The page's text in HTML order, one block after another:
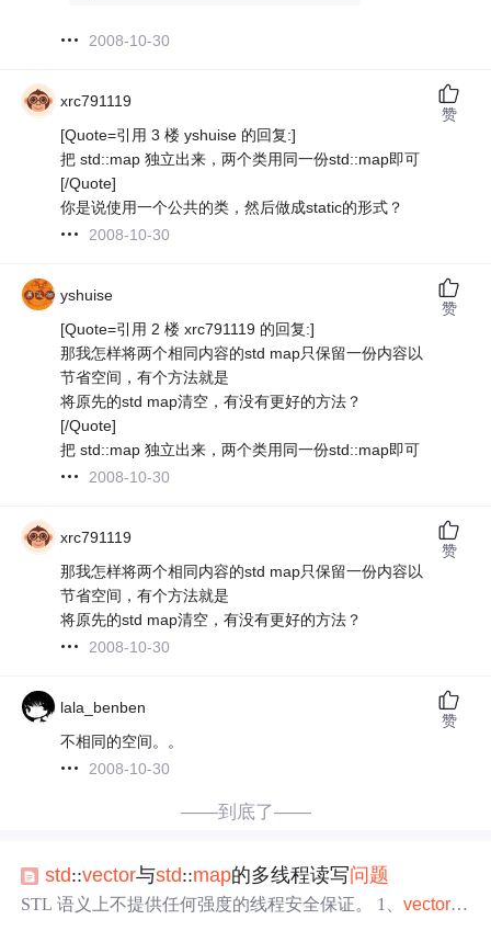
2008-10-30
xrc791119
[Quote=引用 3 楼 yshuise 的回复:]
把 std::map 独立出来，两个类用同一份std::map即可
[/Quote]
你是说使用一个公共的类，然后做成static的形式？
2008-10-30
赞
yshuise
[Quote=引用 2 楼 xrc791119 的回复:]
那我怎样将两个相同内容的std map只保留一份内容以
节省空间，有个方法就是
将原先的std map清空，有没有更好的方法？
[/Quote]
把 std::map 独立出来，两个类用同一份std::map即可
2008-10-30
赞
xrc791119
那我怎样将两个相同内容的std map只保留一份内容以
节省空间，有个方法就是
将原先的std map清空，有没有更好的方法？
2008-10-30
赞
lala_benben
不相同的空间。。
2008-10-30
赞
——到底了——
std::vector与std::map的多线程读写问题
STL 语义上不提供任何强度的线程安全保证。 1、vector与